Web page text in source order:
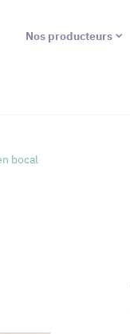
Nos producteurs
bocal